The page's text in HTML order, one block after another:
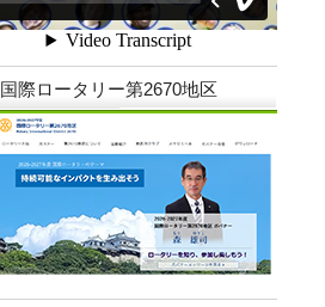
国際ロータリー第2670地区